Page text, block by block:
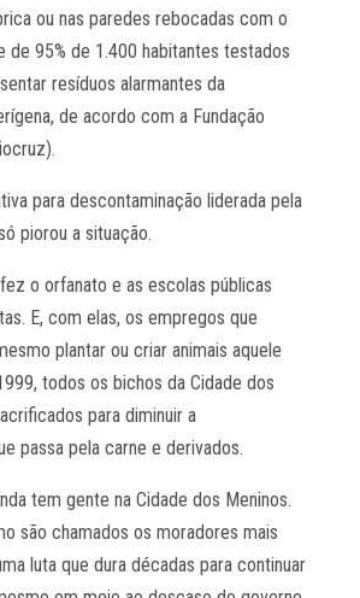
ou nas paredes rebocadas com o
de 95% de 1.400 habitantes testados
resíduos alarmantes da
de acordo com a Fundação
para descontaminação liderada pela
piorou a situação.
o orfanato e as escolas públicas
E, com elas, os empregos que
plantar ou criar animais aquele
todos os bichos da Cidade dos
para diminuir a
passa pela carne e derivados.
tem gente na Cidade dos Meninos.
são chamados os moradores mais
luta que dura décadas para continuar